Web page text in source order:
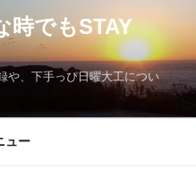
時でもSTAY
や、下手っぴ日曜大工につい
ュー